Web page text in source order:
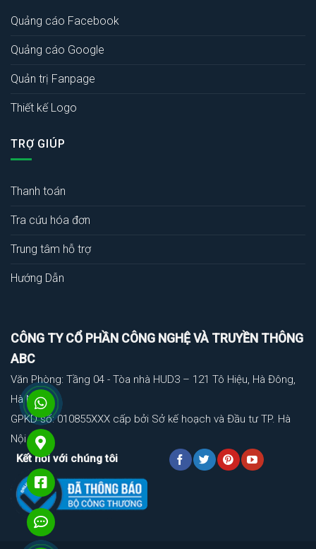
Quảng cáo Facebook
Quảng cáo Google
Quản trị Fanpage
Thiết kế Logo
TRỢ GIÚP
Thanh toán
Tra cứu hóa đơn
Trung tâm hỗ trợ
Hướng Dẫn
CÔNG TY CỔ PHẦN CÔNG NGHỆ VÀ TRUYỀN THÔNG
ABC
Văn Phòng: Tầng 04 - Tòa nhà HUD3 – 121 Tô Hiệu, Hà Đông,
Hà Nội
GPKD số: 010855XXX cấp bởi Sở kế hoạch và Đầu tư TP. Hà
Nội
Kết nối với chúng tôi